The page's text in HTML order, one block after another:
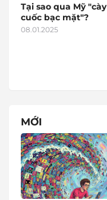
Tại sao qua Mỹ "cày
cuốc bạc mặt"?
08.01.2025
MỚI